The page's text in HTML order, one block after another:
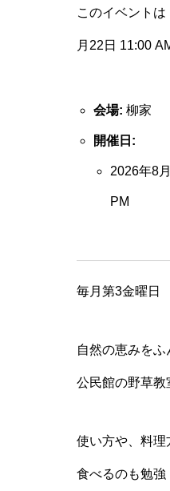
このイベント
月22日 11:00
会場: 柳家
開催日:
2026年8
PM
毎月第3金曜
自然の恵みを
公民館の野草
使い方や、料理
食べるのも勉強